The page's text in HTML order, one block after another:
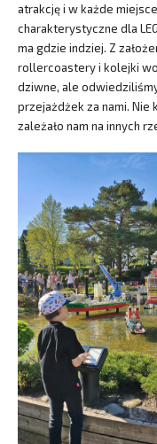
atrakcję i w każde
charakterystyczne dla
ma gdzie indziej. Z
rollercoastery i kolejki
dziwne, ale
przejażdżek za nami. Nie
zależało nam na innych